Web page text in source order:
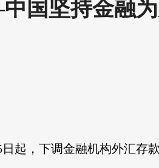
国坚持金融
起，下调金融机构外汇存